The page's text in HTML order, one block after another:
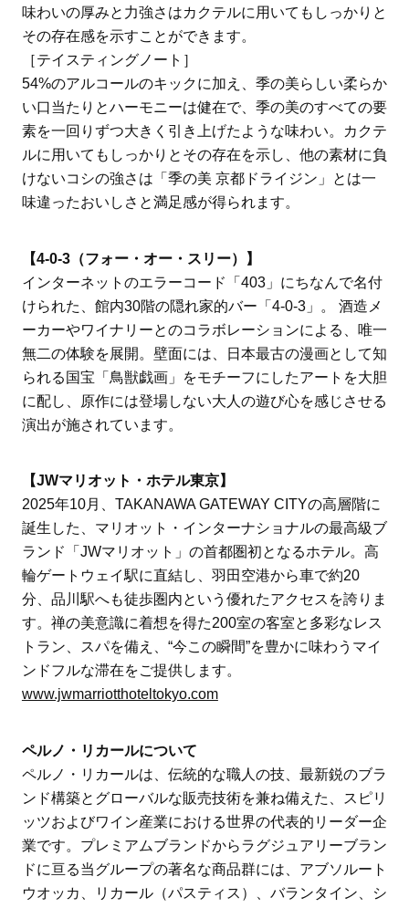
味わいの厚みと力強さはカクテルに用いてもしっかりと
その存在感を示すことができます。
［テイスティングノート］
54%のアルコールのキックに加え、季の美らしい柔らか
い口当たりとハーモニーは健在で、季の美のすべての要
素を一回りずつ大きく引き上げたような味わい。カクテ
ルに用いてもしっかりとその存在を示し、他の素材に負
けないコシの強さは「季の美 京都ドライジン」とは一
味違ったおいしさと満足感が得られます。
【4-0-3（フォー・オー・スリー）】
インターネットのエラーコード「403」にちなんで名付
けられた、館内30階の隠れ家的バー「4-0-3」。 酒造メ
ーカーやワイナリーとのコラボレーションによる、唯一
無二の体験を展開。壁面には、日本最古の漫画として知
られる国宝「鳥獣戯画」をモチーフにしたアートを大胆
に配し、原作には登場しない大人の遊び心を感じさせる
演出が施されています。
【JWマリオット・ホテル東京】
2025年10月、TAKANAWA GATEWAY CITYの高層階に
誕生した、マリオット・インターナショナルの最高級ブ
ランド「JWマリオット」の首都圏初となるホテル。高
輪ゲートウェイ駅に直結し、羽田空港から車で約20
分、品川駅へも徒歩圏内という優れたアクセスを誇りま
す。禅の美意識に着想を得た200室の客室と多彩なレス
トラン、スパを備え、“今この瞬間”を豊かに味わうマイ
ンドフルな滞在をご提供します。
www.jwmarriotthoteltokyo.com
ペルノ・リカールについて
ペルノ・リカールは、伝統的な職人の技、最新鋭のブラ
ンド構築とグローバルな販売技術を兼ね備えた、スピリ
ッツおよびワイン産業における世界の代表的リーダー企
業です。プレミアムブランドからラグジュアリーブラン
ドに亘る当グループの著名な商品群には、アブソルート
ウオッカ、リカール（パスティス）、バランタイン、シ